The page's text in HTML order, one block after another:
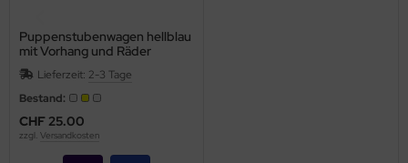
Puppenstubenwagen hellblau
mit Vorhang und Räder
Lieferzeit: 2-3 Tage
Bestand:
CHF 25.00
zzgl. Versandkosten